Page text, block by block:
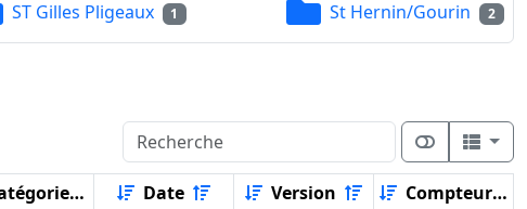
ST Gilles Pligeaux 1 St Hernin/Gourin 2
Date Version
Compteur